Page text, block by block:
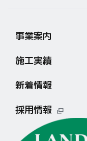
事業案内
施工実績
新着情報
採用情報